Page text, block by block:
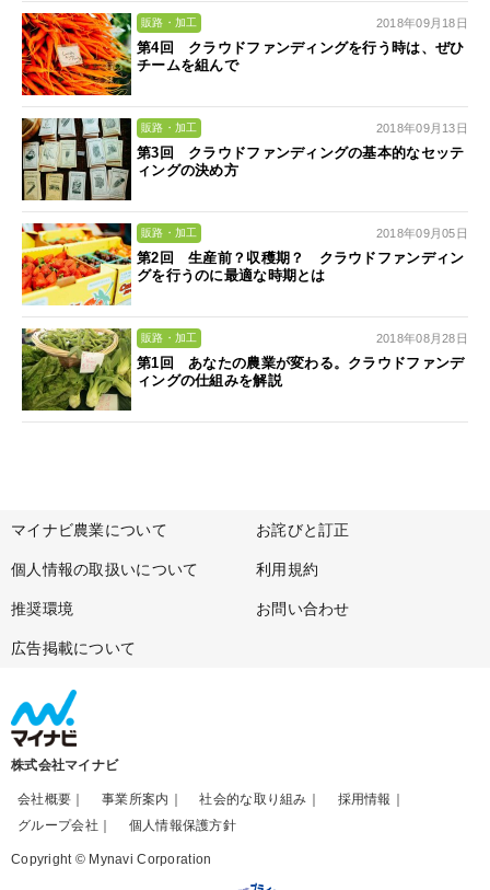
販路・加工 2018年09月18日
第4回 クラウドファンディングを行う時は、ぜひ
チームを組んで
販路・加工 2018年09月13日
第3回 クラウドファンディングの基本的なセッテ
ィングの決め方
販路・加工 2018年09月05日
第2回 生産前？収穫期？ クラウドファンディン
グを行うのに最適な時期とは
販路・加工 2018年08月28日
第1回 あなたの農業が変わる。クラウドファンデ
ィングの仕組みを解説
マイナビ農業について お詫びと訂正
個人情報の取扱いについて 利用規約
推奨環境 お問い合わせ
広告掲載について
株式会社マイナビ
会社概要 事業所案内 社会的な取り組み
採用情報
グループ会社
個人情報保護方針
Copyright © Mynavi Corporation